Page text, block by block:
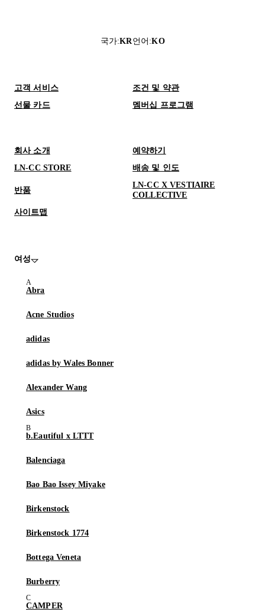
국가:KR언어 :KO
고객 서비스
조건 및 약관
선물 카드
멤버십 프로그램
회사 소개
예약하기
LN-CC STORE
배송 및 인도
반품
LN-CC X VESTIAIRE
COLLECTIVE
사이트맵
여성
Abra
Acne Studios
adidas
adidas by Wales Bonner
Alexander Wang
Asics
b.Eautiful x LTTT
Balenciaga
Bao Bao Issey Miyake
Birkenstock
Birkenstock 1774
Bottega Veneta
Burberry
CAMPER